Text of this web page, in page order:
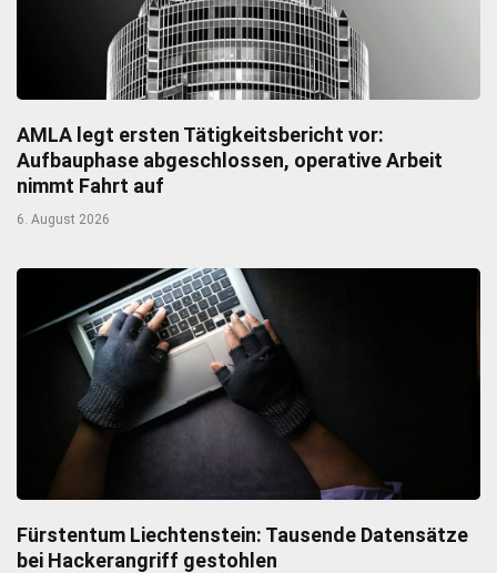
AMLA legt ersten Tätigkeitsbericht vor:
Aufbauphase abgeschlossen, operative Arbeit
nimmt Fahrt auf
6. August 2026
Fürstentum Liechtenstein: Tausende Datensätze
bei Hackerangriff gestohlen